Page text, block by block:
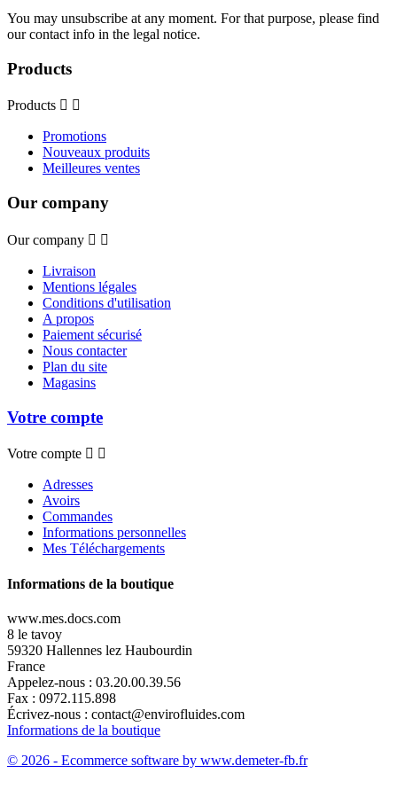
You may unsubscribe at any moment. For that purpose, please find
our contact info in the legal notice.
Products
Products  
Promotions
Nouveaux produits
Meilleures ventes
Our company
Our company  
Livraison
Mentions légales
Conditions d'utilisation
A propos
Paiement sécurisé
Nous contacter
Plan du site
Magasins
Votre compte
Votre compte  
Adresses
Avoirs
Commandes
Informations personnelles
Mes Téléchargements
Informations de la boutique
www.mes.docs.com
8 le tavoy
59320 Hallennes lez Haubourdin
France
Appelez-nous : 03.20.00.39.56
Fax : 0972.115.898
Écrivez-nous : contact@envirofluides.com
Informations de la boutique
© 2026 - Ecommerce software by www.demeter-fb.fr